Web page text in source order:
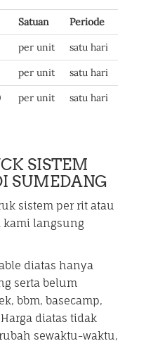
Satuan
Periode
per unit
satu hari
per unit
satu hari
per unit satu hari
SISTEM
SUMEDANG
sistem per rit atau
kami langsung
diatas hanya
serta belum
bbm, basecamp,
diatas tidak
sewaktu-waktu,